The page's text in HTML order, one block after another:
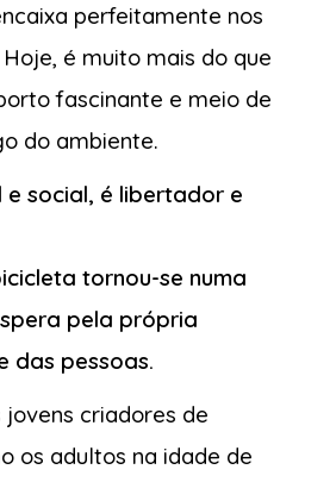
perfeitamente nos
é muito mais do que
fascinante e meio de
do ambiente.
e social, é libertador e
tornou-se numa
pela própria
das pessoas.
criadores de
os adultos na idade de